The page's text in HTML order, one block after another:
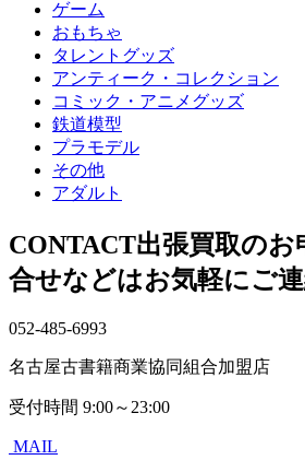
ゲーム
おもちゃ
タレントグッズ
アンティーク・コレクション
コミック・アニメグッズ
鉄道模型
プラモデル
その他
アダルト
CONTACT出張買取のお
合せなどはお気軽にご
052-485-6993
名古屋古書籍商業協同組合加盟店
受付時間 9:00～23:00
MAIL